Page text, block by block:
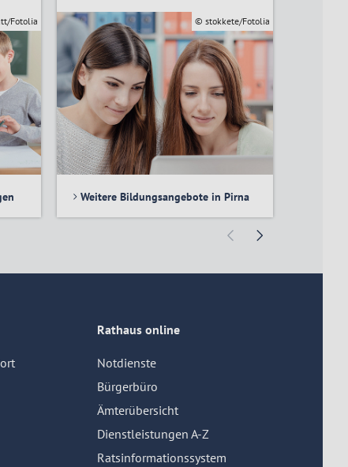
Fotolia © stokkete/Fotolia
Weitere Bildungsangebote in Pirna
Rathaus online
Notdienste
Bürgerbüro
Ämterübersicht
Dienstleistungen A-Z
Ratsinformationssystem